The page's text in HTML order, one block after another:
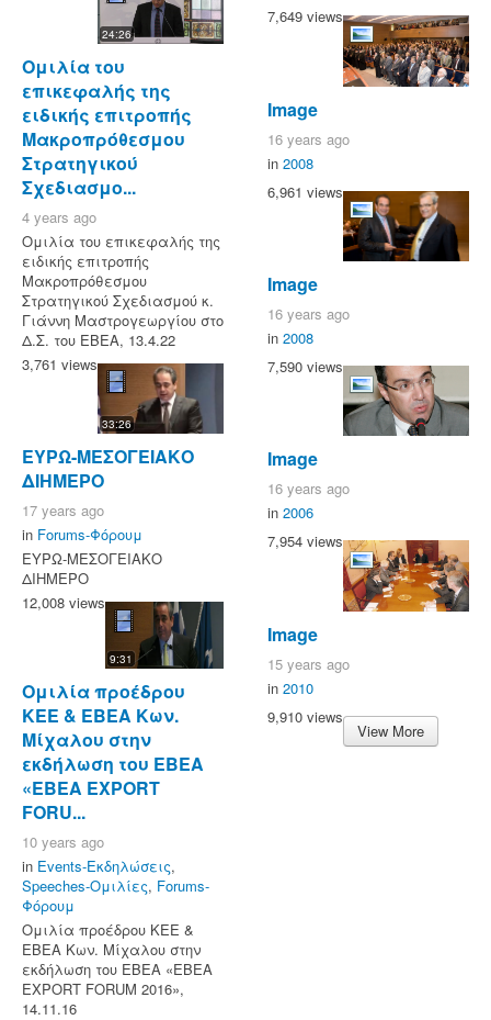
24:26
Ομιλία του
επικεφαλής της
ειδικής επιτροπής
Μακροπρόθεσμου
Στρατηγικού
Σχεδιασμο...
4 years ago
Ομιλία του επικεφαλής της
ειδικής επιτροπής
Μακροπρόθεσμου
Στρατηγικού Σχεδιασμού κ.
Γιάννη Μαστρογεωργίου στο
Δ.Σ. του ΕΒΕΑ, 13.4.22
3,761 views
33:26
ΕΥΡΩ-ΜΕΣΟΓΕΙΑΚΟ
ΔΙΗΜΕΡΟ
17 years ago
in Forums-Φόρουμ
ΕΥΡΩ-ΜΕΣΟΓΕΙΑΚΟ
ΔΙΗΜΕΡΟ
12,008 views
9:31
Ομιλία προέδρου
ΚΕΕ & ΕΒΕΑ Κων.
Μίχαλου στην
εκδήλωση του ΕΒΕΑ
«ΕΒΕΑ EXPORT
FORU...
10 years ago
in Events-Εκδηλώσεις,
Speeches-Ομιλίες, Forums-
Φόρουμ
Ομιλία προέδρου ΚΕΕ &
ΕΒΕΑ Κων. Μίχαλου στην
εκδήλωση του ΕΒΕΑ «ΕΒΕΑ
EXPORT FORUM 2016»,
14.11.16
7,649 views
Image
16 years ago
in 2008
6,961 views
Image
16 years ago
in 2008
7,590 views
Image
16 years ago
in 2006
7,954 views
Image
15 years ago
in 2010
9,910 views
View More